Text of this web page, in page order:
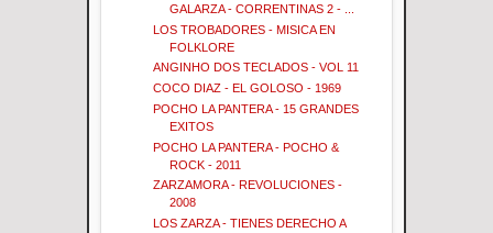
GALARZA - CORRENTINAS 2 - ...
LOS TROBADORES - MISICA EN
FOLKLORE
ANGINHO DOS TECLADOS - VOL 11
COCO DIAZ - EL GOLOSO - 1969
POCHO LA PANTERA - 15 GRANDES
EXITOS
POCHO LA PANTERA - POCHO &
ROCK - 2011
ZARZAMORA - REVOLUCIONES -
2008
LOS ZARZA - TIENES DERECHO A